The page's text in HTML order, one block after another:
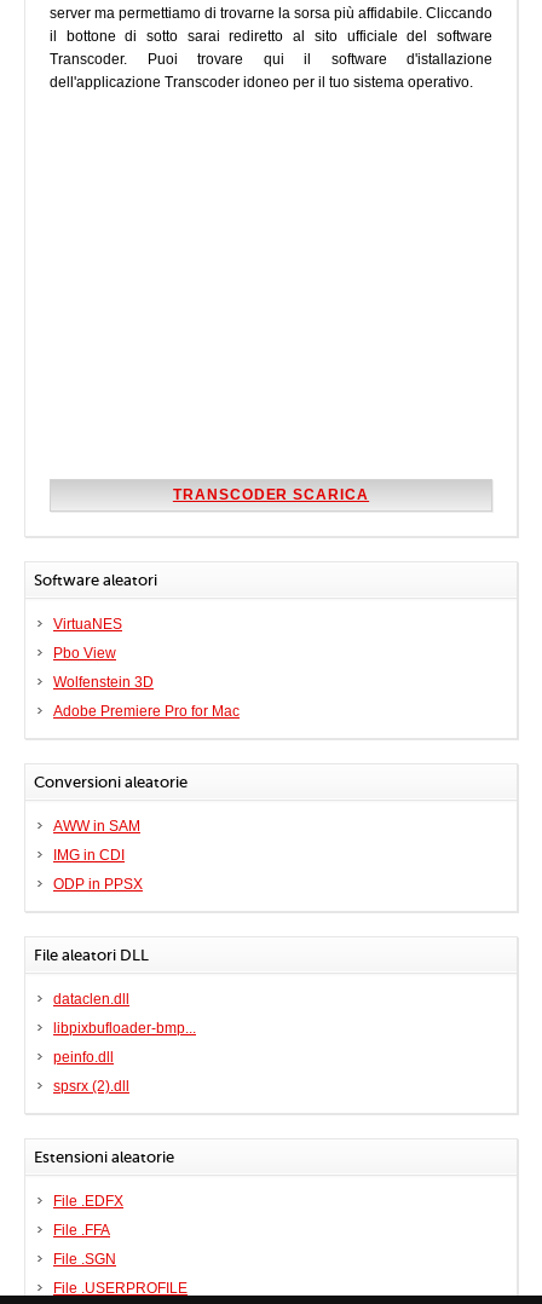
server ma permettiamo di trovarne la sorsa più affidabile. Cliccando
il bottone di sotto sarai rediretto al sito ufficiale del software
Transcoder. Puoi trovare qui il software d'istallazione
dell'applicazione Transcoder idoneo per il tuo sistema operativo.
TRANSCODER SCARICA
Software aleatori
VirtuaNES
Pbo View
Wolfenstein 3D
Adobe Premiere Pro for Mac
Conversioni aleatorie
AWW in SAM
IMG in CDI
ODP in PPSX
File aleatori DLL
dataclen.dll
libpixbufloader-bmp...
peinfo.dll
spsrx (2).dll
Estensioni aleatorie
File .EDFX
File .FFA
File .SGN
File .USERPROFILE